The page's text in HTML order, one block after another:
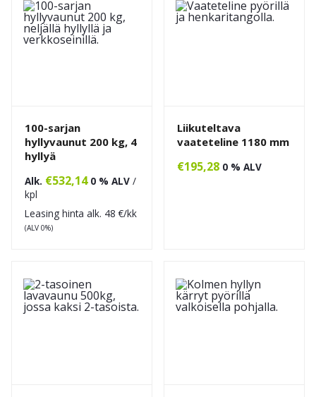
100-sarjan
hyllyvaunut 200 kg, 4
hyllyä
Alk. €532,14 0 % ALV /
kpl
Leasing hinta alk. 48 €/kk
(ALV 0%)
Liikuteltava
vaateteline 1180 mm
€195,28 0 % ALV